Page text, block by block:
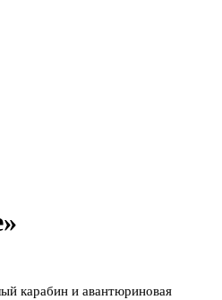
карабин и авантюриновая